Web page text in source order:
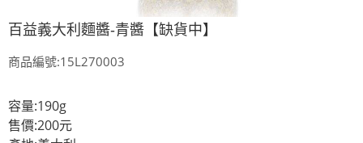
百益義大利麵醬-青醬【缺貨中】
商品編號:15L270003
容量:190g
售價:200元